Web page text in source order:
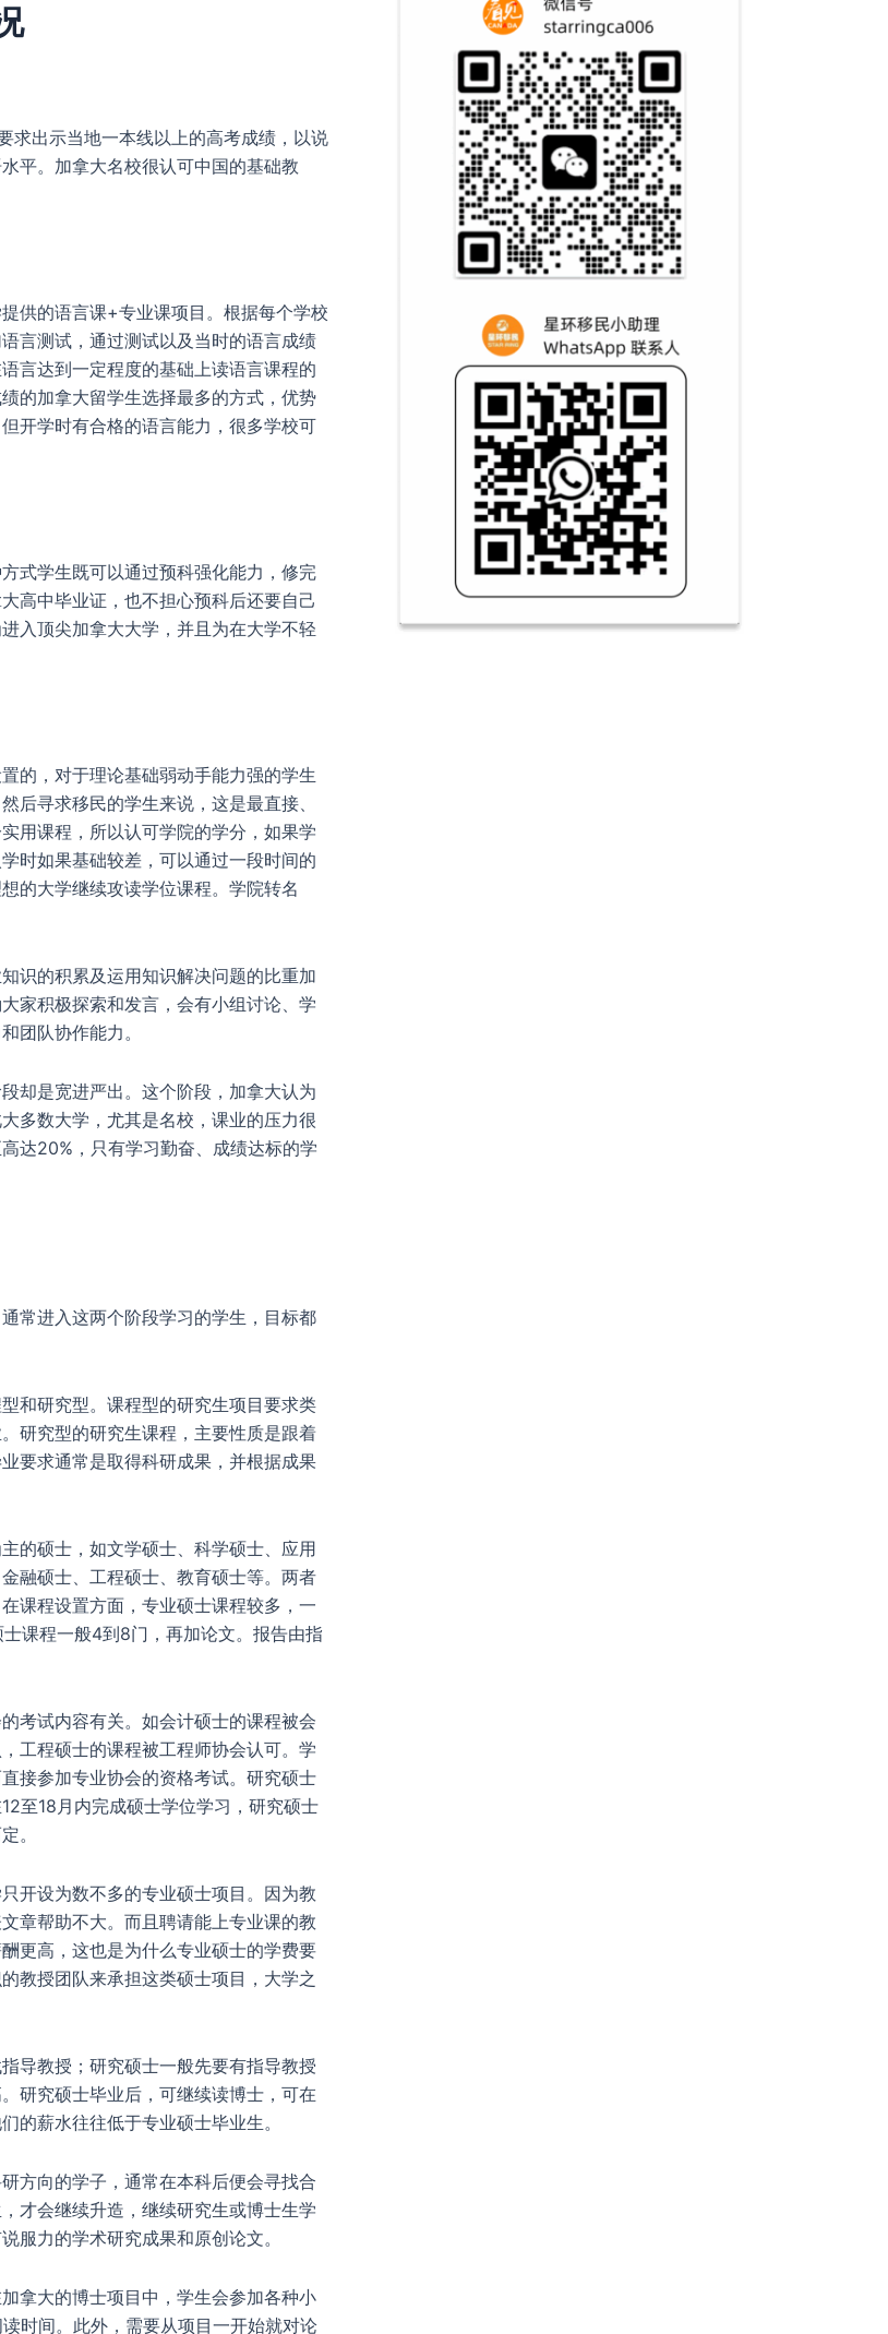
求出示当地一本线以上的高考成绩，以说
平。加拿大名校很认可中国的基础教
供的语言课+专业课项目。根据每个学校
言测试，通过测试以及当时的语言成绩
言达到一定程度的基础上读语言课程的
的加拿大留学生选择最多的方式，优势
开学时有合格的语言能力，很多学校可
式学生既可以通过预科强化能力，修完
高中毕业证，也不担心预科后还要自己
入顶尖加拿大大学，并且为在大学不轻
的，对于理论基础弱动手能力强的学生
后寻求移民的学生来说，这是最直接、
用课程，所以认可学院的学分，如果学
时如果基础较差，可以通过一段时间的
的大学继续攻读学位课程。学院转名
识的积累及运用知识解决问题的比重加
家积极探索和发言，会有小组讨论、学
团队协作能力。
却是宽进严出。这个阶段，加拿大认为
多数大学，尤其是名校，课业的压力很
达20%，只有学习勤奋、成绩达标的学
常进入这两个阶段学习的学生，目标都
和研究型。课程型的研究生项目要求类
研究型的研究生课程，主要性质是跟着
要求通常是取得科研成果，并根据成果
的硕士，如文学硕士、科学硕士、应用
融硕士、工程硕士、教育硕士等。两者
课程设置方面，专业硕士课程较多，一
课程一般4到8门，再加论文。报告由指
考试内容有关。如会计硕士的课程被会
工程硕士的课程被工程师协会认可。学
接参加专业协会的资格考试。研究硕士
至18月内完成硕士学位学习，研究硕士
。
开设为数不多的专业硕士项目。因为教
章帮助不大。而且聘请能上专业课的教
更高，这也是为什么专业硕士的学费要
教授团队来承担这类硕士项目，大学之
导教授；研究硕士一般先要有指导教授
研究硕士毕业后，可继续读博士，可在
的薪水往往低于专业硕士毕业生。
方向的学子，通常在本科后便会寻找合
才会继续升造，继续研究生或博士生学
服力的学术研究成果和原创论文。
拿大的博士项目中，学生会参加各种小
时间。此外，需要从项目一开始就对论